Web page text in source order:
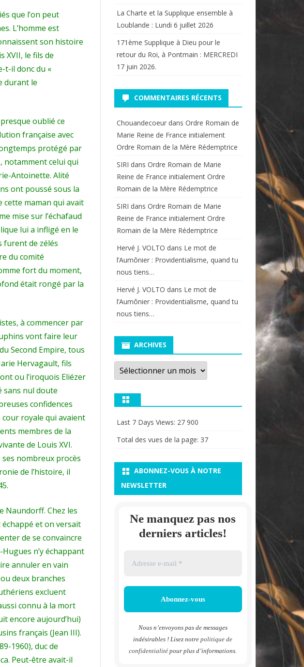
que l’on peut
L’homme est
son histoire
XVII, le fils de
t-il donc du «
durant le
oublié ce
française avec
protégé par
notamment celui qui
Antoinette. Alité
ont poussé sous la
cette maman qui avait
mise sur l’échafaud
lui a infligé en le
furent de zélés
du comité
fort du moment,
était rongé par la
à commencer par
vont faire leur
Second Empire, tous
Hervagault, fils
ou l’iroquois Eliézer
sans nul doute
confidences
royale qui avaient
membres de la
de Louis XVI.
ses nombreux procès
de l’histoire, il
Naundorff. Chez les
échappé et on versait
de se convaincre
n’y échappant
annuler en vain
deux branches
excluent
connu à la mort
encore aujourd’hui)
français (Jean III).
1960), duc de
Peut-être avait-il
La Charte et la Supplique ensemble à
Loublande : Lundi 6 juillet 2026
171ème Supplique à Dieu pour le
retour du Roi, à Pontmain : MERCREDI
17 juin 2026.
COMMENTAIRES RÉCENTS
Chouandecoeurdans Ordre Romain de
Marie Reine de France initialement
Ordre Romain de la Mère Rédemptrice
SIRI dans Ordre Romain de Marie
Reine de France initialement Ordre
Romain de la Mère Rédemptrice
SIRI dans Ordre Romain de Marie
Reine de France initialement Ordre
Romain de la Mère Rédemptrice
Hervé J. VOLTO dans Le mot de
l’Aumônier : Providentialisme, quand tu
nous tiens…
Hervé J. VOLTO dans Le mot de
l’Aumônier : Providentialisme, quand tu
nous tiens…
ARCHIVES
Archives
Last 7 Days Views: 27 900
Total des vues de la page: 37
ABONNEZ-VOUS À NOTRE
NEWSLETTER
Ne manquez pas nos
derniers articles!
Nous n’envoyons pas de messages
indésirables ! Lisez notrepolitique de
confidentialité pour plus d’informations.